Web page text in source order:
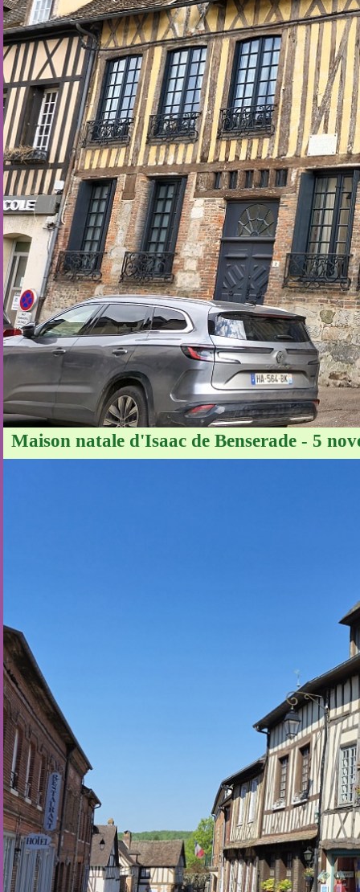
Maison natale d'Isaac de Benserade - 5